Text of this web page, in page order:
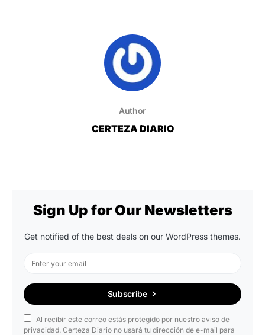
Author
CERTEZA DIARIO
Sign Up for Our Newsletters
Get notified of the best deals on our WordPress themes.
Subscribe
Al recibir este correo estás protegido por nuestro aviso de
privacidad. Certeza Diario no usará tu dirección de e-mail para